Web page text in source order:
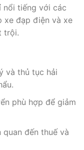
nổi tiếng với các
xe đạp điện và xe
trội.
và thủ tục hải
phù hợp để giảm
đến thuế và